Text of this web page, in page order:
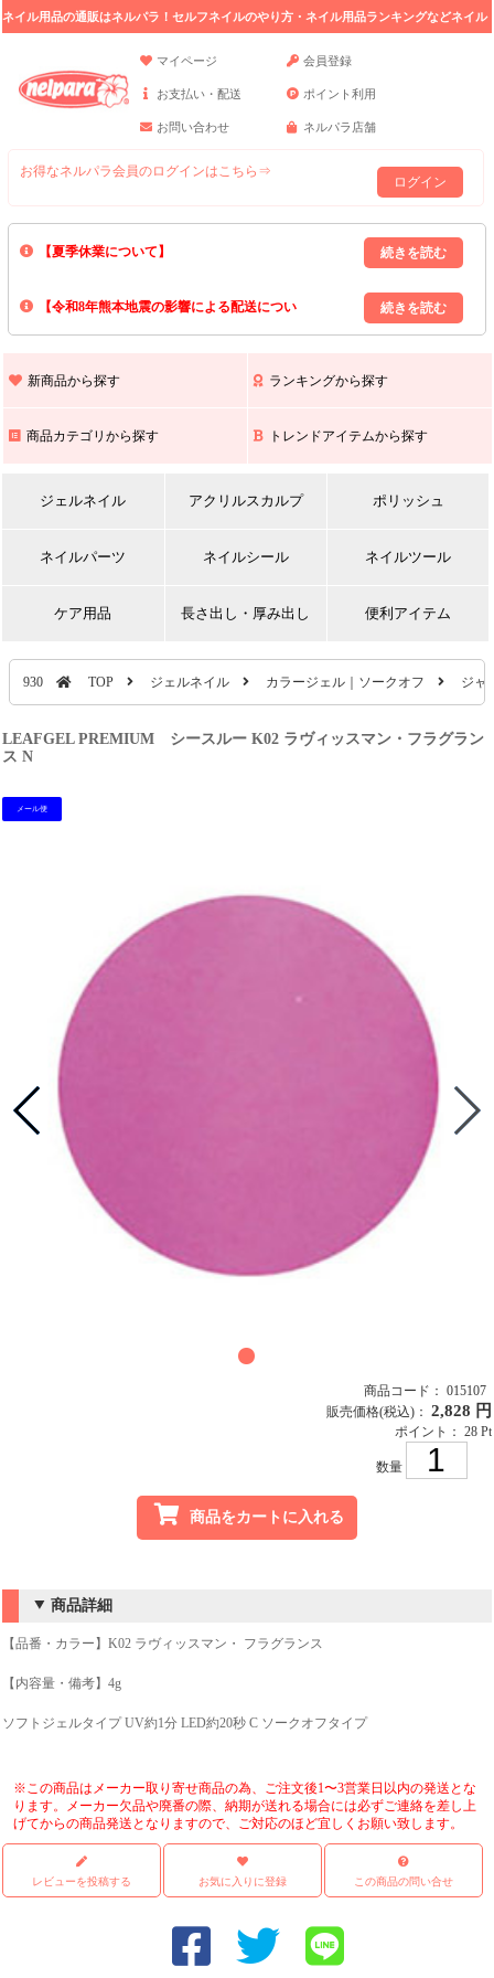
ネイル用品の通販はネルパラ！セルフネイルのやり方・ネイル用品ランキングなどネイル
マイページ
会員登録
お支払い・配送 ポイント利用
お問い合わせ ネルパラ店舗
お得なネルパラ会員のログインはこちら⇒
ログイン
【夏季休業について】
8/13(木)～8/16(日)の間｢出荷業務・お問い合わせ業務｣はお休みいたしま
上記期間中のご注文・お問い合わせは8/17(月)以降の対応となりますので
【令和8年熊本地震の影響による配送につい
また､ 九州全域でお荷物のお届けに遅延が生じております｡
新商品から探す ランキングから探す
商品カテゴリから探す トレンドアイテムから探す
ジェルネイル アクリルスカルプ ポリッシュ
ネイルパーツ ネイルシール ネイルツール
ケア用品 長さ出し・厚み出し 便利アイテム
930 TOP ジェルネイル カラージェル｜ソークオフ ジャ
LEAFGEL PREMIUM シースルー K02 ラヴィッスマン・フラグラン
ス N
メール便
商品コード： 015107
販売価格(税込)： 2,828 円
ポイント： 28 Pt
数量
商品をカートに入れる
商品詳細
【品番・カラー】K02 ラヴィッスマン・ フラグランス
【内容量・備考】4g
ソフトジェルタイプ UV約1分 LED約20秒 C ソークオフタイプ
※この商品はメーカー取り寄せ商品の為、ご注文後1〜3営業日以内の発送とな
ります。メーカー欠品や廃番の際、納期が送れる場合には必ずご連絡を差し上
げてからの商品発送となりますので、ご対応のほど宜しくお願い致します。
レビューを投稿する お気に入りに登録 この商品の問い合せ